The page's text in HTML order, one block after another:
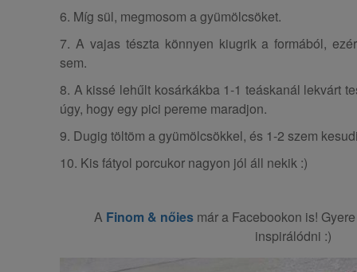
6. Míg sül, megmosom a gyümölcsöket.
7. A vajas tészta könnyen kiugrik a formából,
sem.
8. A kissé lehűlt kosárkákba 1-1 teáskanál lekvárt
úgy, hogy egy pici pereme maradjon.
9. Dugig töltöm a gyümölcsökkel, és 1-2 szem
10. Kis fátyol porcukor nagyon jól áll nekik :)
A Finom & nőies már a Facebookon is!
inspirálódni :)